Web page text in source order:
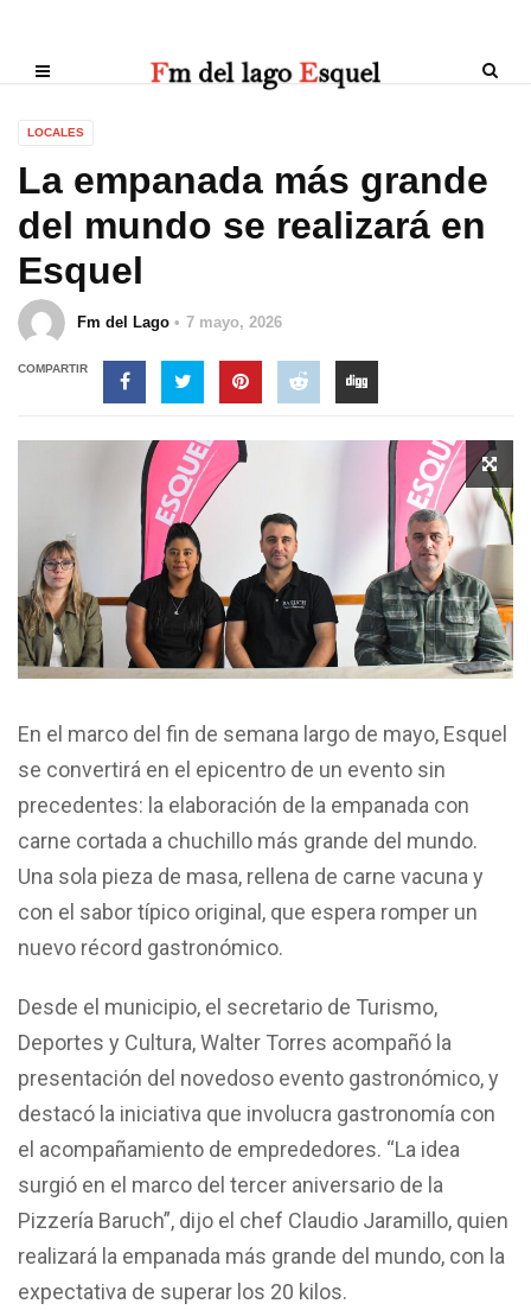
LOCALES
La empanada más grande
del mundo se realizará en
Esquel
Fm del Lago 7 mayo, 2026
COMPARTIR
En el marco del fin de semana largo de mayo, Esquel
se convertirá en el epicentro de un evento sin
precedentes: la elaboración de la empanada con
carne cortada a chuchillo más grande del mundo.
Una sola pieza de masa, rellena de carne vacuna y
con el sabor típico original, que espera romper un
nuevo récord gastronómico.
Desde el municipio, el secretario de Turismo,
Deportes y Cultura, Walter Torres acompañó la
presentación del novedoso evento gastronómico, y
destacó la iniciativa que involucra gastronomía con
el acompañamiento de emprededores. “La idea
surgió en el marco del tercer aniversario de la
Pizzería Baruch”, dijo el chef Claudio Jaramillo, quien
realizará la empanada más grande del mundo, con la
expectativa de superar los 20 kilos.